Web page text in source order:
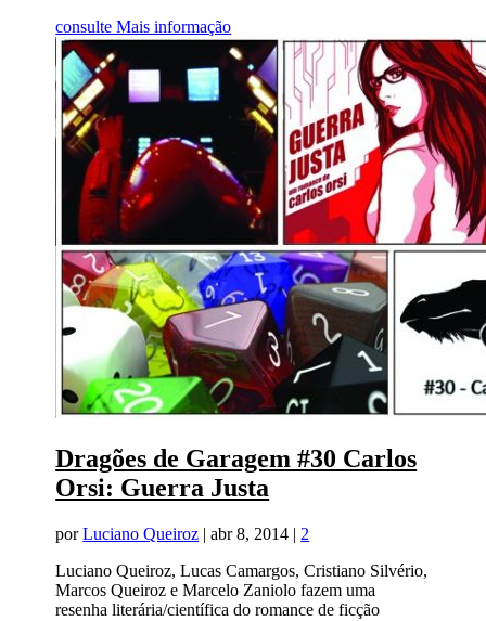
consulte Mais informação
Dragões de Garagem #30 Carlos
Orsi: Guerra Justa
porLuciano Queiroz |abr 8, 2014 | 2
Luciano Queiroz, Lucas Camargos, Cristiano Silvério,
Marcos Queiroz e Marcelo Zaniolo fazem uma
resenha literária/científica do romance de ficção